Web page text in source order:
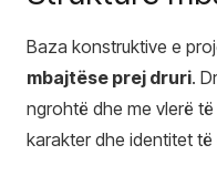
Baza konstruktive e
mbajtëse prej druri.
ngrohtë dhe me vlerë
karakter dhe identitet të